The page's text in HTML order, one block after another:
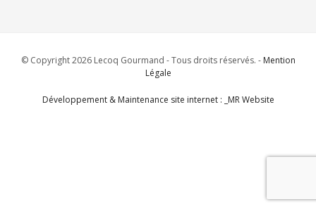
© Copyright 2026 Lecoq Gourmand - Tous droits réservés. - Mention
Légale
Développement & Maintenance site internet : _MR Website